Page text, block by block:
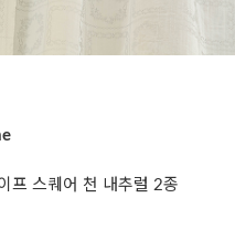
프 스퀘어 천 내추럴 2종